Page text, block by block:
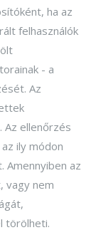
ha az
felhasználók
- a
Az
Az ellenőrzés
ily módon
Amennyiben az
vagy nem
törölheti.